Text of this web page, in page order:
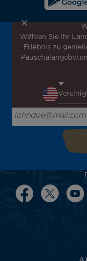
Melden Sie sich für
neuesten
Erhalten Sie unsere
Aktionen vor allen
inspirieren!
Bitte geben Sie hier
Wählen Sie Ihr
Erlebnis zu